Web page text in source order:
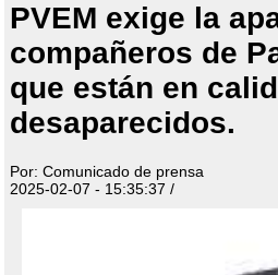
PVEM exige la
compañeros de
que están en
desaparecidos.
Por: Comunicado de prensa
2025-02-07 - 15:35:37 /